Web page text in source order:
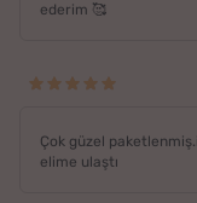
ederim 🥰
Çok güzel
elime ulaştı